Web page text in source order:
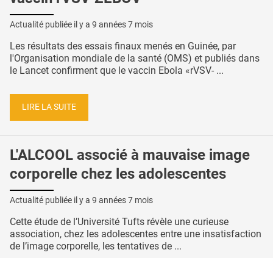
Actualité publiée il y a 9 années 7 mois
Les résultats des essais finaux menés en Guinée, par
l'Organisation mondiale de la santé (OMS) et publiés dans
le Lancet confirment que le vaccin Ebola «rVSV- ...
LIRE LA SUITE
L'ALCOOL associé à mauvaise image
corporelle chez les adolescentes
Actualité publiée il y a 9 années 7 mois
Cette étude de l’Université Tufts révèle une curieuse
association, chez les adolescentes entre une insatisfaction
de l’image corporelle, les tentatives de ...